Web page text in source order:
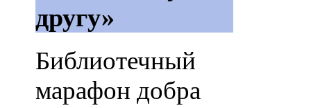
другу»
Библиотечный
марафон добра